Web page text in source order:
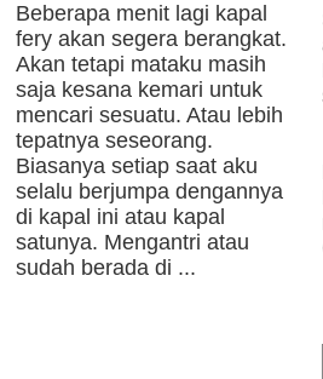
Beberapa menit lagi kapal
fery akan segera berangkat.
Akan tetapi mataku masih
saja kesana kemari untuk
mencari sesuatu. Atau lebih
tepatnya seseorang.
Biasanya setiap saat aku
selalu berjumpa dengannya
di kapal ini atau kapal
satunya. Mengantri atau
sudah berada di ...